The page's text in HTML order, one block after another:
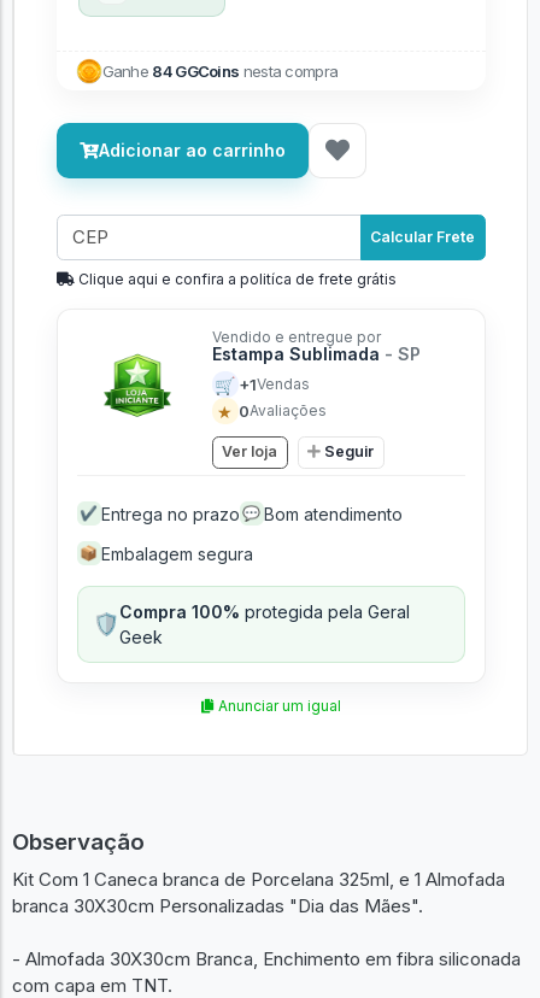
Ganhe 84 GGCoins nesta compra
Adicionar ao carrinho
Calcular Frete
Clique aqui e confira a politíca de frete grátis
Vendido e entregue por
Estampa Sublimada - SP
🛒 +1Vendas
★ 0Avaliações
Ver loja Seguir
✔ Entrega no prazo 💬 Bom atendimento
📦 Embalagem segura
🛡️Compra 100% protegida pela Geral
Geek
Anunciar um igual
Observação
Kit Com 1 Caneca branca de Porcelana 325ml, e 1 Almofada
branca 30X30cm Personalizadas "Dia das Mães".
- Almofada 30X30cm Branca, Enchimento em fibra siliconada
com capa em TNT.